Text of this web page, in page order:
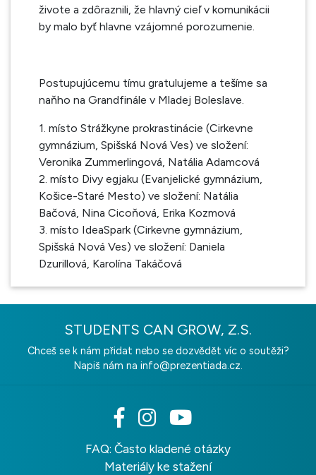
živote a zdôraznili, že hlavný cieľ v komunikácii
by malo byť hlavne vzájomné porozumenie.
Postupujúcemu tímu gratulujeme a tešíme sa
naňho na Grandfinále v Mladej Boleslave.
1. místo Strážkyne prokrastinácie (Cirkevne
gymnázium, Spišská Nová Ves) ve složení:
Veronika Zummerlingová, Natália Adamcová
2. místo Divy egjaku (Evanjelické gymnázium,
Košice-Staré Mesto) ve složení: Natália
Bačová, Nina Cicoňová, Erika Kozmová
3. místo IdeaSpark (Cirkevne gymnázium,
Spišská Nová Ves) ve složení: Daniela
Dzurillová, Karolína Takáčová
STUDENTS CAN GROW, Z.S.
Chceš se k nám přidat nebo se dozvědět víc o soutěži?
Napiš nám na info@prezentiada.cz.
FAQ: Často kladené otázky
Materiály ke stažení